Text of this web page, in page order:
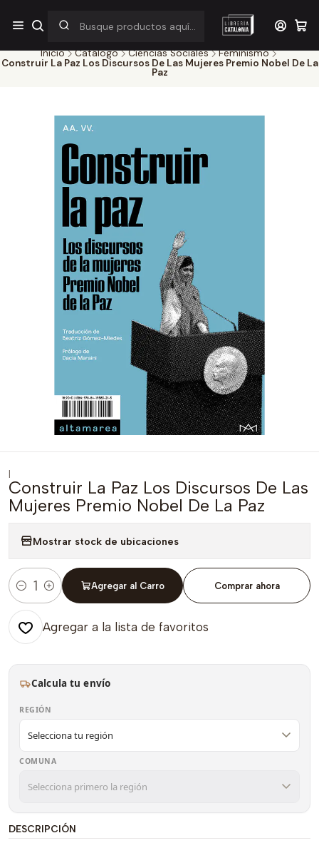
¡Por pocos días! Despacho a $1.000 en RM por compras sobre
$38.000
Inicio Catálogo Ciencias Sociales
Feminismo
Construir La Paz Los Discursos De Las Mujeres Premio Nobel De La
Paz
|
Construir La Paz Los Discursos De Las
Mujeres Premio Nobel De La Paz
Mostrar stock de ubicaciones
Cantidad
Agregar al Carro Comprar ahora
Agregar a la lista de favoritos
Calcula tu envío
REGIÓN
COMUNA
DESCRIPCIÓN